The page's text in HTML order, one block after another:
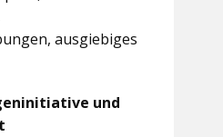
ausgiebiges
und